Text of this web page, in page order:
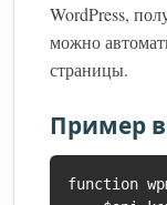
WordPress,
можно
страницы.
Пример
function